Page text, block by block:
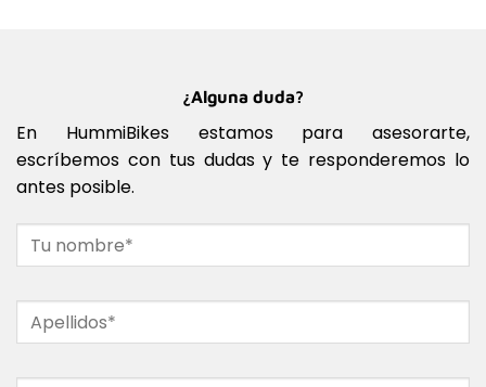
¿Alguna duda?
En HummiBikes estamos para asesorarte,
escríbemos con tus dudas y te responderemos lo
antes posible.